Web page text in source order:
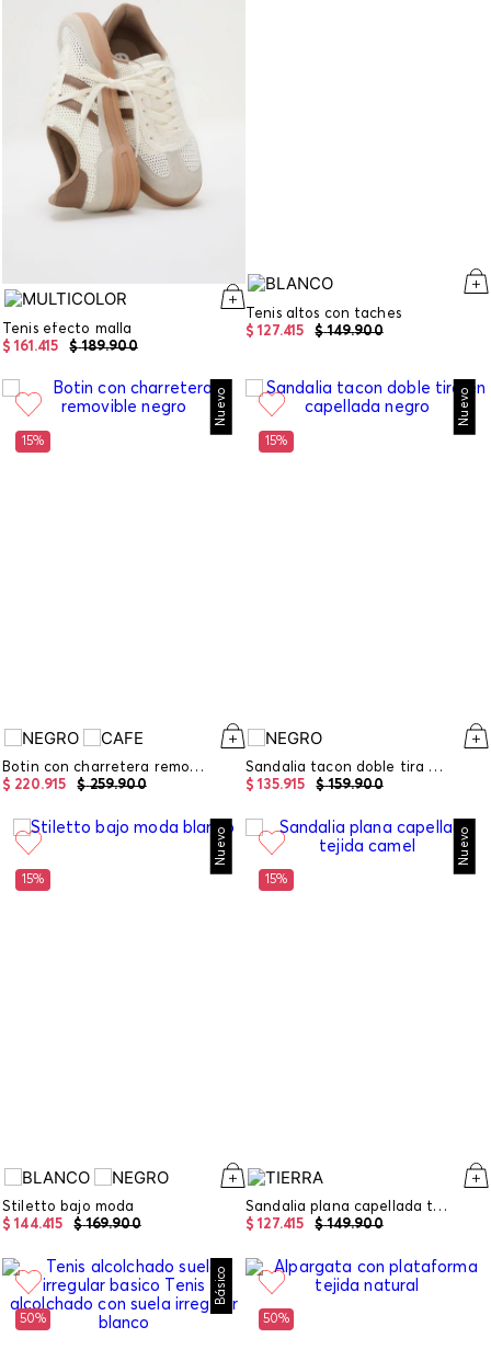
Tenis efecto malla
$ 189.900
$ 161 .415
Tenis altos con taches
$ 149.900
$ 127.415
Nuevo
15%
Botin con charretera removible
$ 259.900
$ 220.915
Nuevo
15%
Sandalia tacon doble tira en capellada
$ 159.900
$ 135.915
Nuevo
15%
Stiletto bajo moda
$ 169.900
$ 144.415
Nuevo
15%
Sandalia plana capellada tejida
$ 149.900
$ 127.415
Básico
50% 50%